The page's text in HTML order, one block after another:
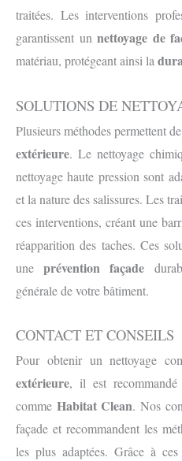
traitées. Les interventions
garantissent unnettoyage de
matériau, protégeant ainsi la
SOLUTIONS DE
Plusieurs méthodes permettent
extérieure. Le nettoyage
nettoyage haute pression sont
et la nature des salissures. Les
ces interventions, créant une
réapparition des taches. Ces
uneprévention façade
générale de votre bâtiment.
CONTACT ET CONSEILS
Pour obtenir un nettoyage
extérieure, il est
comme Habitat Clean. Nos
façade et recommandent les
les plus adaptées. Grâce à